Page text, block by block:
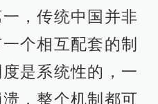
，传统中国并非
个相互配套的制
是系统性的，一
，整个机制都可